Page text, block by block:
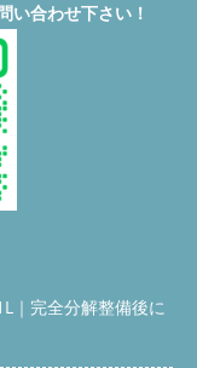
#ドラム式洗濯機修
#東京都ドラム式洗
機分解クリーニン
#関東全域ドラム式
きを読む
い合わせ下さい！
｜完全分解整備後に